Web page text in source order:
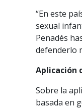
“En este
sexual
Penadés
defenderlo
Aplicación
Sobre la
basada en